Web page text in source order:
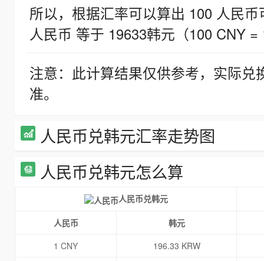
所以，根据汇率可以算出 100 人民
人民币 等于 19633韩元（100 CNY =
注意：此计算结果仅供参考，实际
准。
人民币兑韩元汇率走势图
人民币兑韩元怎么算
人民币兑韩元
人民币
韩元
1 CNY
196.33 KRW